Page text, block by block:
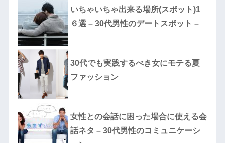
いちゃいちゃ出来る場所(スポット)1
６選 – 30代男性のデートスポット –
30代でも実践するべき女にモテる夏
ファッション
女性との会話に困った場合に使える会
話ネタ – 30代男性のコミュニケーシ